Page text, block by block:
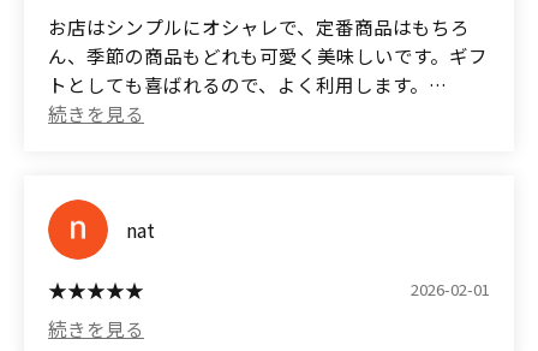
お店はシンプルにオシャレで、定番商品はもちろ
ん、季節の商品もどれも可愛く美味しいです。ギフ
トとしても喜ばれるので、よく利用します。
items, as well as the standard items, are cute and
delicious. They also make great gifts, so I often use
them.
nat
2026-02-01